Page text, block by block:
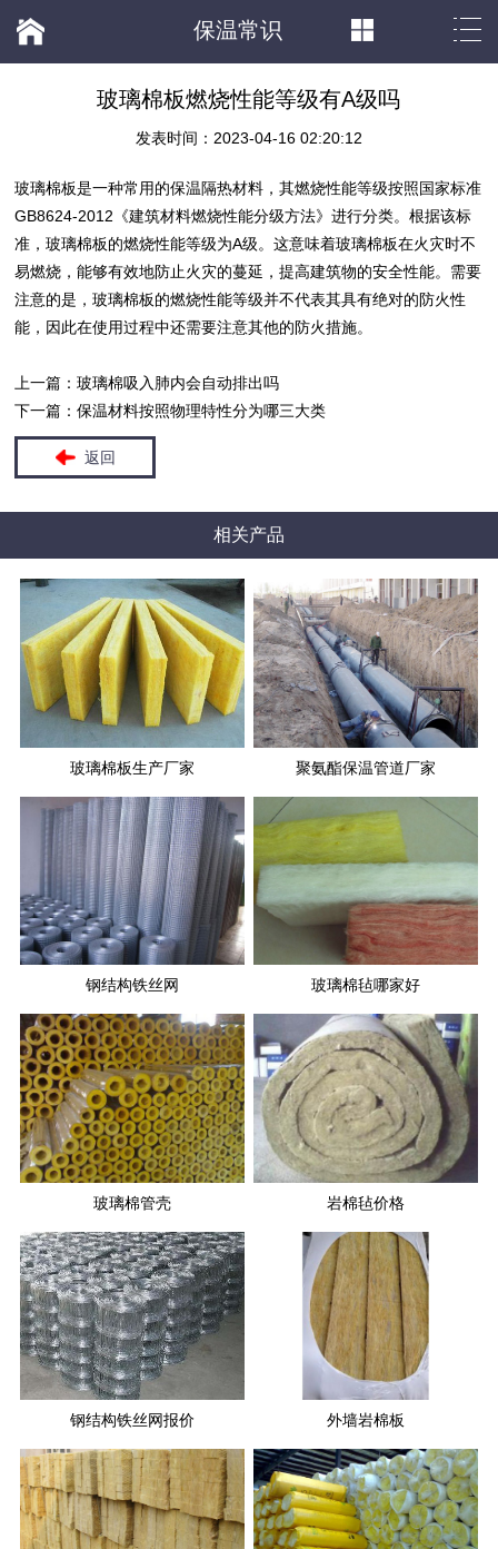
保温常识
玻璃棉板燃烧性能等级有A级吗
发表时间：2023-04-16 02:20:12
玻璃棉板是一种常用的保温隔热材料，其燃烧性能等级按照国家标准
GB8624-2012《建筑材料燃烧性能分级方法》进行分类。根据该标
准，玻璃棉板的燃烧性能等级为A级。这意味着玻璃棉板在火灾时不
易燃烧，能够有效地防止火灾的蔓延，提高建筑物的安全性能。需要
注意的是，玻璃棉板的燃烧性能等级并不代表其具有绝对的防火性
能，因此在使用过程中还需要注意其他的防火措施。
上一篇：玻璃棉吸入肺内会自动排出吗
下一篇：保温材料按照物理特性分为哪三大类
返回
相关产品
玻璃棉板生产厂家 聚氨酯保温管道厂家
钢结构铁丝网 玻璃棉毡哪家好
玻璃棉管壳 岩棉毡价格
钢结构铁丝网报价 外墙岩棉板